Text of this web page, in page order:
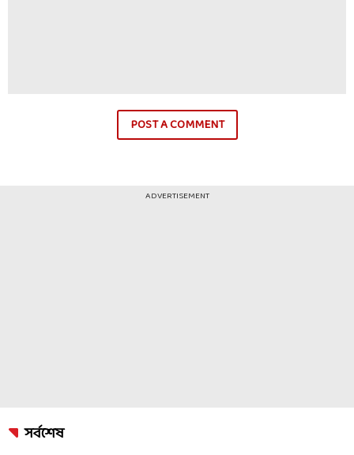
POST A COMMENT
ADVERTISEMENT
সর্বশেষ